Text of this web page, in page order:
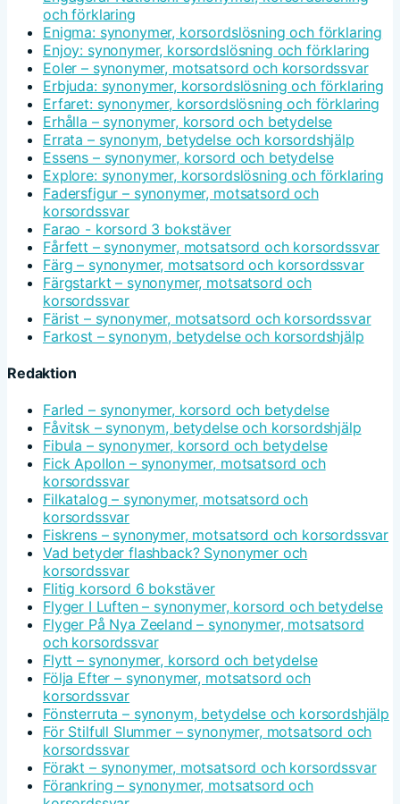
och förklaring
Enigma: synonymer, korsordslösning och förklaring
Enjoy: synonymer, korsordslösning och förklaring
Eoler – synonymer, motsatsord och korsordssvar
Erbjuda: synonymer, korsordslösning och förklaring
Erfaret: synonymer, korsordslösning och förklaring
Erhålla – synonymer, korsord och betydelse
Errata – synonym, betydelse och korsordshjälp
Essens – synonymer, korsord och betydelse
Explore: synonymer, korsordslösning och förklaring
Fadersfigur – synonymer, motsatsord och
korsordssvar
Farao - korsord 3 bokstäver
Fårfett – synonymer, motsatsord och korsordssvar
Färg – synonymer, motsatsord och korsordssvar
Färgstarkt – synonymer, motsatsord och
korsordssvar
Färist – synonymer, motsatsord och korsordssvar
Farkost – synonym, betydelse och korsordshjälp
Redaktion
Farled – synonymer, korsord och betydelse
Fåvitsk – synonym, betydelse och korsordshjälp
Fibula – synonymer, korsord och betydelse
Fick Apollon – synonymer, motsatsord och
korsordssvar
Filkatalog – synonymer, motsatsord och
korsordssvar
Fiskrens – synonymer, motsatsord och korsordssvar
Vad betyder flashback? Synonymer och
korsordssvar
Flitig korsord 6 bokstäver
Flyger I Luften – synonymer, korsord och betydelse
Flyger På Nya Zeeland – synonymer, motsatsord
och korsordssvar
Flytt – synonymer, korsord och betydelse
Följa Efter – synonymer, motsatsord och
korsordssvar
Fönsterruta – synonym, betydelse och korsordshjälp
För Stilfull Slummer – synonymer, motsatsord och
korsordssvar
Förakt – synonymer, motsatsord och korsordssvar
Förankring – synonymer, motsatsord och